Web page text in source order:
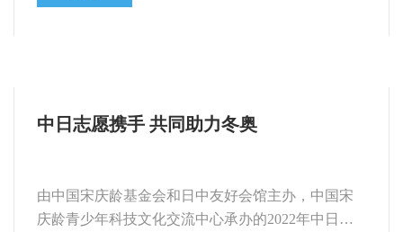
中日志愿携手 共同助力冬奥
由中国宋庆龄基金会和日中友好会馆主办，中国宋
庆龄青少年科技文化交流中心承办的2022年中日青